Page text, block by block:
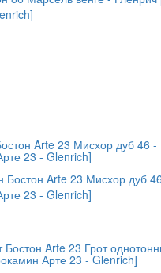
Arte 23 Мисхор дуб 46 -
23 - Glenrich]
Бостон Arte 23 Грот
Арте 23 - Glenrich]